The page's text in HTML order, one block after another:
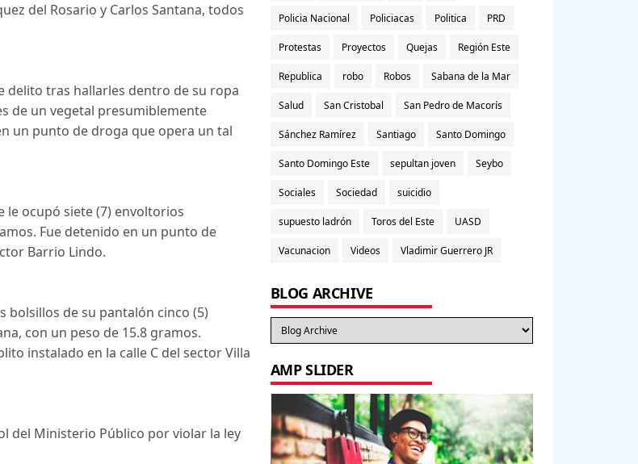
del Rosario y Carlos Santana, todos
tras hallarles dentro de su ropa
de un vegetal presumiblemente
un punto de droga que opera un tal
le ocupó siete (7) envoltorios
Fue detenido en un punto de
Barrio Lindo.
bolsillos de su pantalón cinco (5)
con un peso de 15.8 gramos.
instalado en la calle C del sector Villa
del Ministerio Público por violar la ley
Policia Nacional Policiacas Politica PRD
Protestas Proyectos Quejas Región Este
Republica robo Robos Sabana de la Mar
Salud San Cristobal San Pedro de Macorís
Sánchez Ramírez Santiago Santo Domingo
Santo Domingo Este sepultan joven Seybo
Sociales Sociedad suicidio
supuesto ladrón Toros del Este UASD
Vacunacion Videos Vladimir Guerrero JR
BLOG ARCHIVE
AMP SLIDER